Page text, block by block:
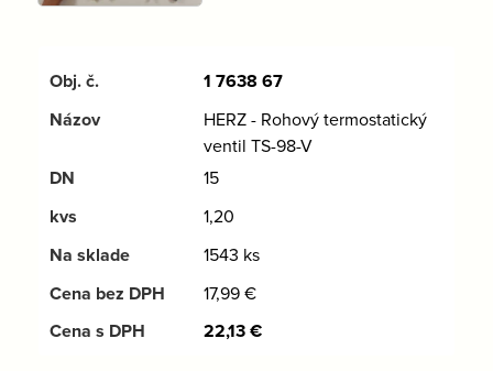
1 7638 67
HERZ - Rohový termostatický
ventil TS-98-V
15
1,20
1543 ks
17,99€
22,13€